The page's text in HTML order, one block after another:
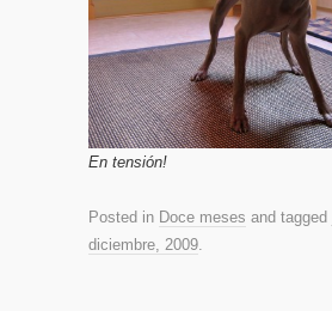
En tensión!
Posted in Doce meses and tagged
diciembre, 2009.